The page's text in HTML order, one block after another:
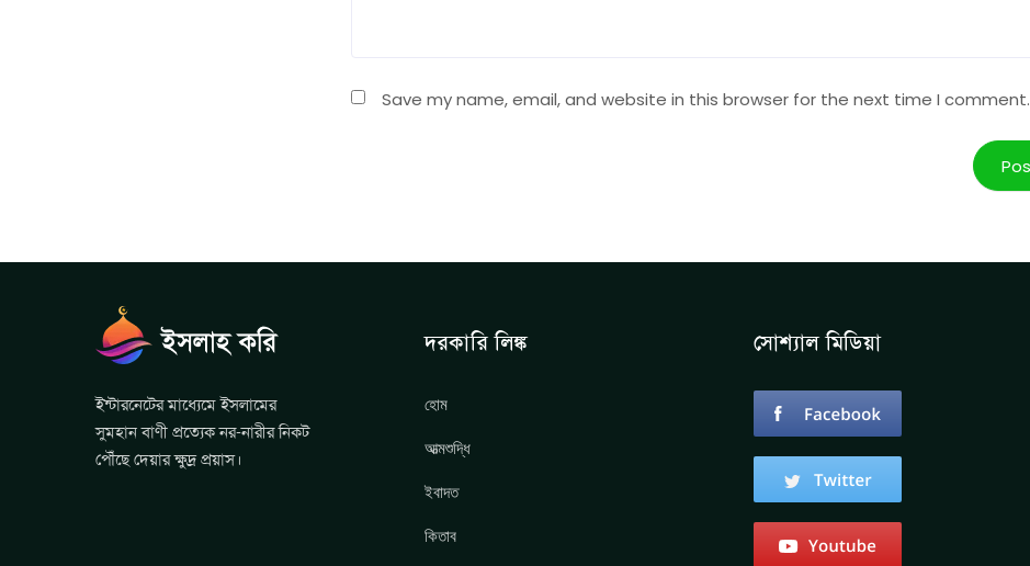
Save my name, email, and website in this browser for the next time I comment.
ইন্টারনেটের মাধ্যেমে ইসলামের
সুমহান বাণী প্রত্যেক নর-নারীর নিকট
পৌঁছে দেয়ার ক্ষুদ্র প্রয়াস।
দরকারি লিঙ্ক
হোম
আত্মশুদ্ধি
ইবাদত
কিতাব
সোশ্যাল মিডিয়া